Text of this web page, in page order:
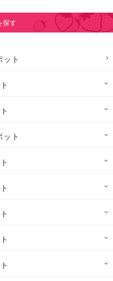
探す
ト
ト